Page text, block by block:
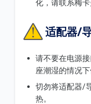
化，请联系梅卡
适配器/
请不要在电源
座潮湿的情况下
切勿将适配器/
热。